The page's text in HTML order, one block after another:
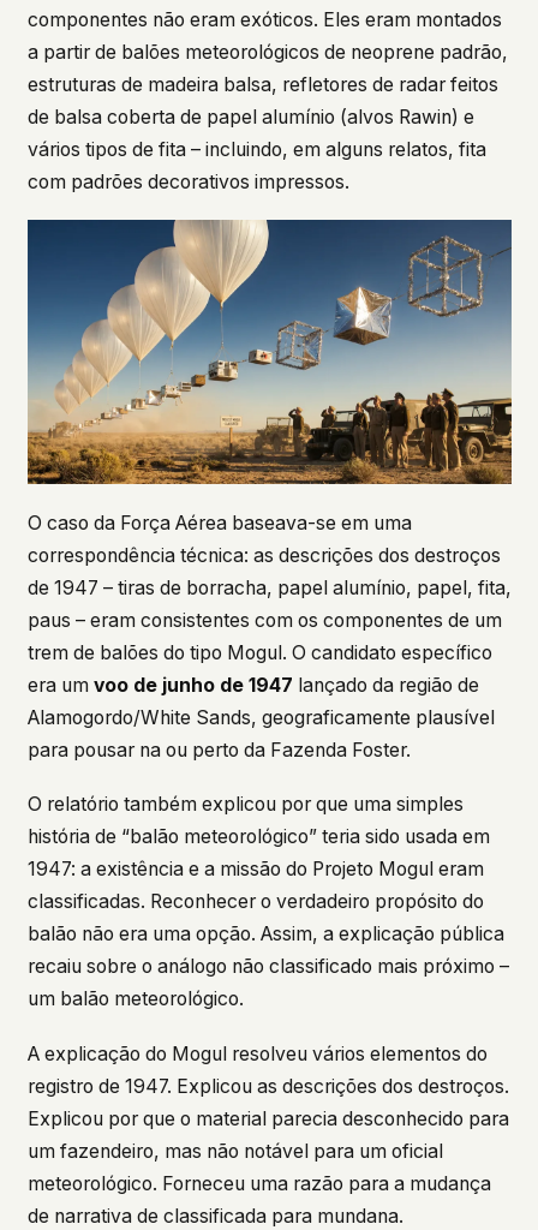
componentes não eram exóticos. Eles eram montados
a partir de balões meteorológicos de neoprene padrão,
estruturas de madeira balsa, refletores de radar feitos
de balsa coberta de papel alumínio (alvos Rawin) e
vários tipos de fita – incluindo, em alguns relatos, fita
com padrões decorativos impressos.
O caso da Força Aérea baseava-se em uma
correspondência técnica: as descrições dos destroços
de 1947 – tiras de borracha, papel alumínio, papel, fita,
paus – eram consistentes com os componentes de um
trem de balões do tipo Mogul. O candidato específico
era um voo de junho de 1947 lançado da região de
Alamogordo/White Sands, geograficamente plausível
para pousar na ou perto da Fazenda Foster.
O relatório também explicou por que uma simples
história de “balão meteorológico” teria sido usada em
1947: a existência e a missão do Projeto Mogul eram
classificadas. Reconhecer o verdadeiro propósito do
balão não era uma opção. Assim, a explicação pública
recaiu sobre o análogo não classificado mais próximo –
um balão meteorológico.
A explicação do Mogul resolveu vários elementos do
registro de 1947. Explicou as descrições dos destroços.
Explicou por que o material parecia desconhecido para
um fazendeiro, mas não notável para um oficial
meteorológico. Forneceu uma razão para a mudança
de narrativa de classificada para mundana.